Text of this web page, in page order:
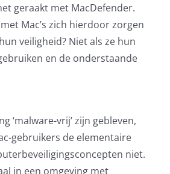
geraakt met MacDefender.
Mac’s zich hierdoor zorgen
veiligheid? Niet als ze hun
en de onderstaande
‘malware-vrij’ zijn gebleven,
gebruikers de elementaire
niet.
in een omgeving met